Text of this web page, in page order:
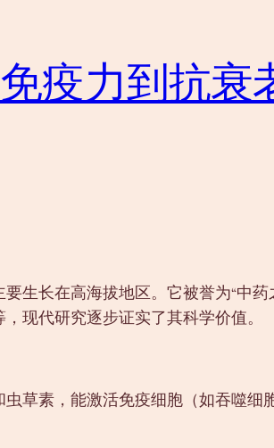
疫力到抗衰
生长在高海拔地区。它被誉为“中
现代研究逐步证实了其科学价值。
草素，能激活免疫细胞（如吞噬细